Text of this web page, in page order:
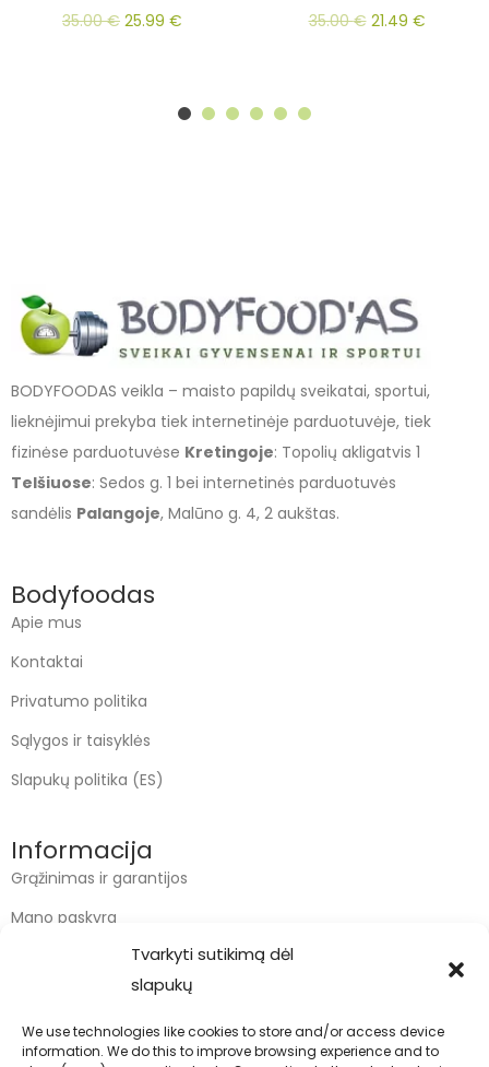
Tvarkyti sutikimą dėl
slapukų
We use technologies like cookies to store and/or access device
information. We do this to improve browsing experience and to
35.00€ 25.99 €
35.00€ 21.49 €
BODYFOODAS veikla – maisto papildų sveikatai, sportui,
lieknėjimui prekyba tiek internetinėje parduotuvėje, tiek
fizinėse parduotuvėse Kretingoje: Topolių akligatvis 1
Telšiuose: Sedos g. 1 bei internetinės parduotuvės
sandėlis Palangoje, Malūno g. 4, 2 aukštas.
Bodyfoodas
Apie mus
Kontaktai
Privatumo politika
Sąlygos ir taisyklės
Slapukų politika (ES)
Informacija
Grąžinimas ir garantijos
Mano paskyra